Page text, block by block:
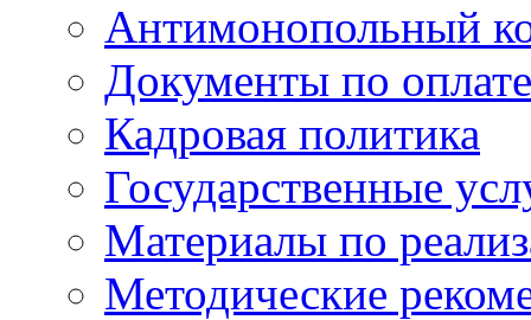
Антимонопольный
Документы по
Кадровая политика
Государственные
Материалы по
Методические